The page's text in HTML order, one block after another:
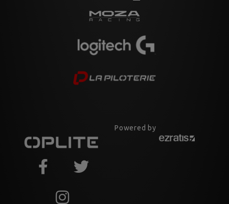
Powered by